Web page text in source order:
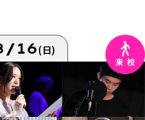
16(日)